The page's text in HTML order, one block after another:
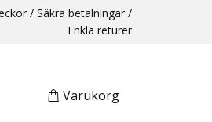
/ Säkra betalningar /
Enkla returer
Varukorg